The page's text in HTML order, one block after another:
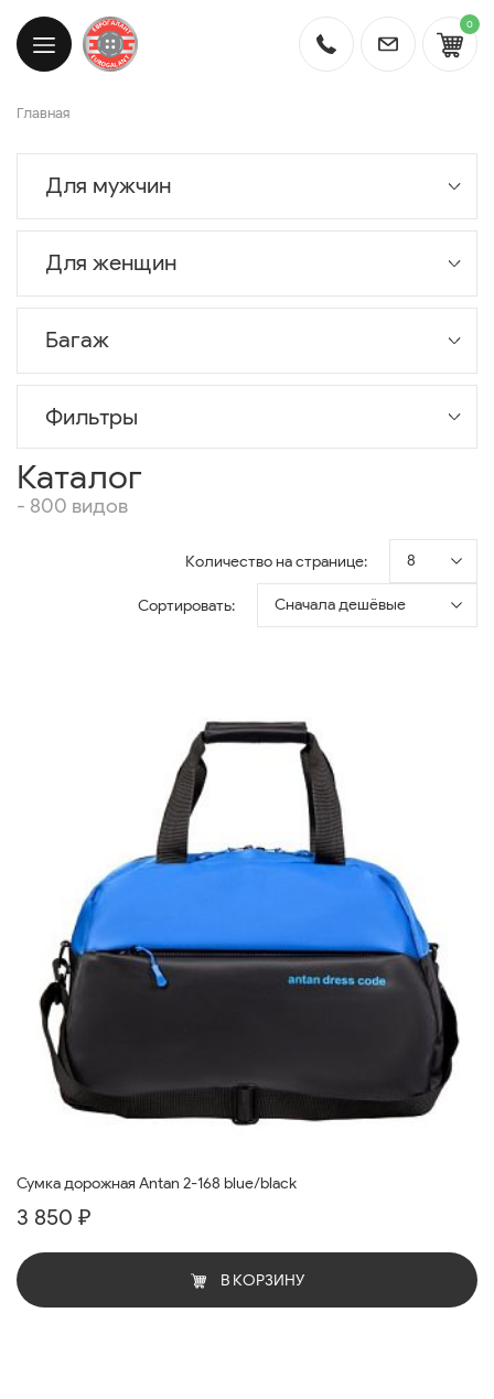
0
Главная
Для мужчин
Для женщин
Багаж
Фильтры
Каталог
- 800 видов
Количество на странице: 8
Сортировать: Сначала дешёвые
Сумка дорожная Antan 2-168 blue/black
3 850 ₽
В КОРЗИНУ